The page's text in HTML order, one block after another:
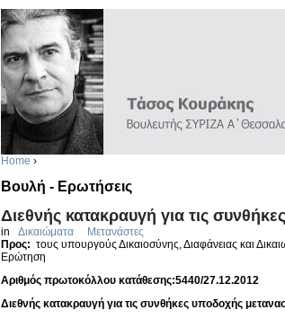
Home ›
Βουλή - Ερωτήσεις
Διεθνής κατακραυγή για τις
in Δικαιώματα
Μετανάστες
Προς: τους υπουργούς Δικαιοσύνης, Διαφάνειας και
Ερώτηση
Αριθμός πρωτοκόλλου κατάθεσης:5440/27.12.2012
Διεθνής κατακραυγή για τις συνθήκες υποδοχής